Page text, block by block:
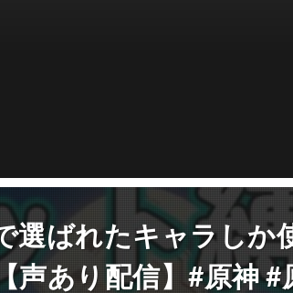
選ばれたキャラしか
声あり配信】#原神 #